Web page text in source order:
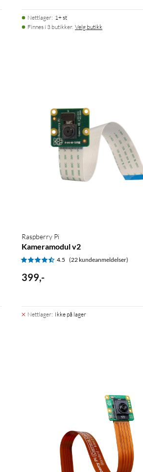
Nettlager: 1+ st
Finnes i 3 butikker. Velg butikk
Raspberry Pi
Kameramodul v2
4.5 (22 kundeanmeldelser)
399,-
Nettlager: Ikke på lager